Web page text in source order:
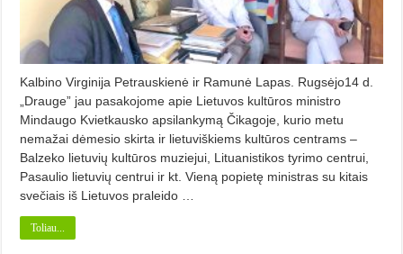
Kalbino Virginija Petrauskienė ir Ramunė Lapas. Rugsėjo14 d.
„Drauge” jau pasakojome apie Lietuvos kultūros ministro
Mindaugo Kvietkausko apsilankymą Čikagoje, kurio metu
nemažai dėmesio skirta ir lietuviškiems kultūros centrams –
Balzeko lietuvių kultūros muziejui, Lituanistikos tyrimo centrui,
Pasaulio lietuvių centrui ir kt. Vieną popietę ministras su kitais
svečiais iš Lietuvos praleido …
Toliau...